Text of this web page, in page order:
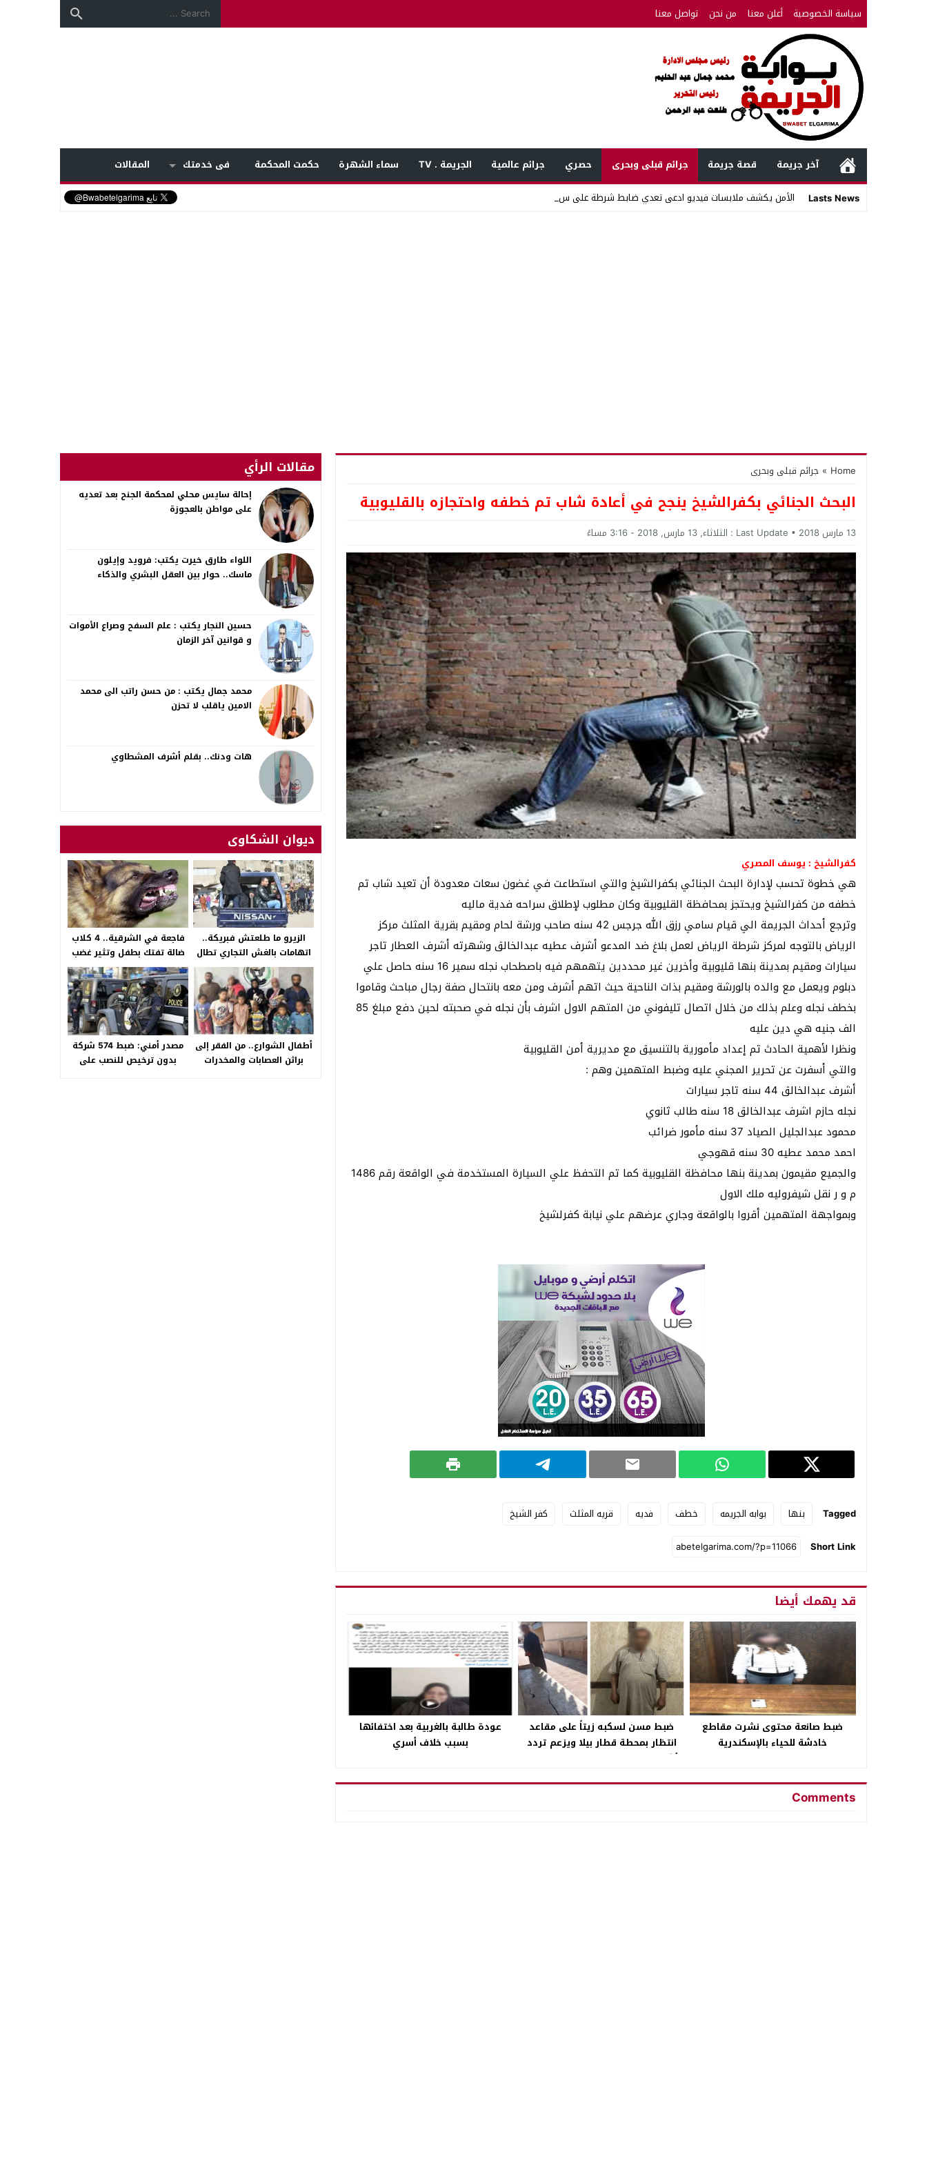
سياسة الخصوصية أعلن معنا من نحن تواصل معنا
آخر جريمة قصة جريمة جرائم قبلى وبحرى حصري جرائم عالمية الجريمة . TV سماء الشهرة حكمت المحكمة فى خدمتك
المقالات
Lasts News
الأمن يكشف ملابسات فيديو ادعى تعدي ضابط شرطة على سائق ميكروباص _
Home
» جرائم قبلى وبحرى
البحث الجنائي بكفرالشيخ ينجح في أعادة شاب تم خطفه واحتجازه بالقليوبية
13 مارس 2018 Last Update : الثلاثاء, 13 مارس, 2018 - 3:16 مساءً
كفرالشيخ : يوسف المصري
هي خطوة تحسب لإدارة البحث الجنائي بكفرالشيخ والتي استطاعت في غضون سعات معدودة أن تعيد شاب تم
خطفه من كفرالشيخ ويحتجز بمحافظة القليوبية وكان مطلوب لإطلاق سراحه فدية ماليه
وترجع أحداث الجريمة الي قيام سامي رزق الله جرجس 42 سنه صاحب ورشة لحام ومقيم بقرية المثلث مركز
الرياض بالتوجه لمركز شرطة الرياض لعمل بلاغ ضد المدعو أشرف عطيه عبدالخالق وشهرته أشرف العطار تاجر
سيارات ومقيم بمدينة بنها
قليوبية وأخرين غير محددين يتهمهم فيه باصطحاب نجله سمير 16 سنه حاصل علي
دبلوم ويعمل مع والده بالورشة ومقيم بذات الناحية حيث اتهم أشرف ومن معه بانتحال صفة رجال مباحث وقاموا
بخطف نجله وعلم بذلك من خلال اتصال تليفوني من المتهم الاول اشرف بأن نجله في صحبته لحين دفع مبلغ 85
الف جنيه هي دين عليه
ونظرا لأهمية الحادث تم إعداد مأمورية بالتنسيق مع مديرية أمن القليوبية
والتي أسفرت عن تحرير المجني عليه وضبط المتهمين وهم :
أشرف عبدالخالق 44 سنه تاجر سيارات
نجله حازم اشرف عبدالخالق 18 سنه طالب ثانوي
محمود عبدالجليل الصياد 37 سنه مأمور ضرائب
احمد محمد عطيه 30 سنه قهوجي
والجميع مقيمون بمدينة بنها محافظة القليوبية كما تم التحفظ علي السيارة المستخدمة في الواقعة رقم 1486
م و ر نقل شيفروليه ملك الاول
وبمواجهة المتهمين أقروا بالواقعة وجاري عرضهم علي نيابة كفرلشيخ
Tagged بنها بوابه الجريمه خطف فديه قريه المثلث
كفر الشيخ
Short Link
قد يهمك أيضا
ضبط صانعة محتوى نشرت مقاطع
خادشة للحياء بالإسكندرية
ضبط مسن لسكبه زيتاً على مقاعد
انتظار بمحطة قطار بيلا ويزعم تردد
أشخاص عليها لشرب المواد المخدرة
عودة طالبة بالغربية بعد اختفائها
بسبب خلاف أسري
Comments
مقالات الرأي
إحالة سايس محلي لمحكمة الجنح بعد تعديه
على مواطن بالعجوزة
اللواء طارق خيرت يكتب: فرويد وإيلون
ماسك.. حوار بين العقل البشري والذكاء
حسين النجار يكتب : علم السفح وصراع الأموات
و قوانين آخر الزمان
محمد جمال يكتب : من حسن راتب الى محمد
الامين ياقلب لا تحزن
هات ودنك.. بقلم أشرف المشطاوي
ديوان الشكاوى
الزيرو ما طلعتش فبريكة..
اتهامات بالغش التجاري تطال
«HA Auto التجمع».. شكوى
شراء سيارة بـ3 ملايين جنيه
تفجّر الأزمة
فاجعة في الشرقية.. 4 كلاب
ضالة تفتك بطفل وتثير غضب
الأهالي بالصالحية الجديدة
أطفال الشوارع.. من الفقر إلى
براثن العصابات والمخدرات
مصدر أمني: ضبط 574 شركة
بدون ترخيص للنصب على